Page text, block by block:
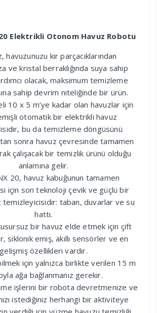
Elektrikli Otonom Havuz Robotu
havuzunuzu kir parçacıklarından
ve kristal berraklığında suya sahip
olacak, maksimum temizleme
sahip devrim niteliğinde bir ürün.
10 x 5 m’ye kadar olan havuzlar için
otomatik bir elektrikli havuz
bu da temizleme döngüsünü
sonra havuz çevresinde tamamen
çalışacak bir temizlik ürünü olduğu
anlamına gelir.
20, havuz kabuğunun tamamen
için son teknoloji çevik ve güçlü bir
taban, duvarlar ve su
hattı.
bir havuz elde etmek için çift
siklonik emiş, akıllı sensörler ve en
gelişmiş özellikleri vardır.
için yalnızca birlikte verilen 15 m
ağa bağlanmanız gerekir.
işlerini bir robota devretmenize ve
istediğiniz herhangi bir aktiviteye